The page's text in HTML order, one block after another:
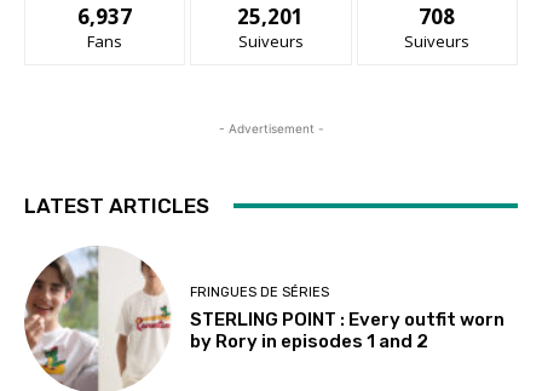
6,937
Fans
25,201
Suiveurs
708
Suiveurs
- Advertisement -
LATEST ARTICLES
FRINGUES DE SÉRIES
STERLING POINT : Every outfit worn
by Rory in episodes 1 and 2